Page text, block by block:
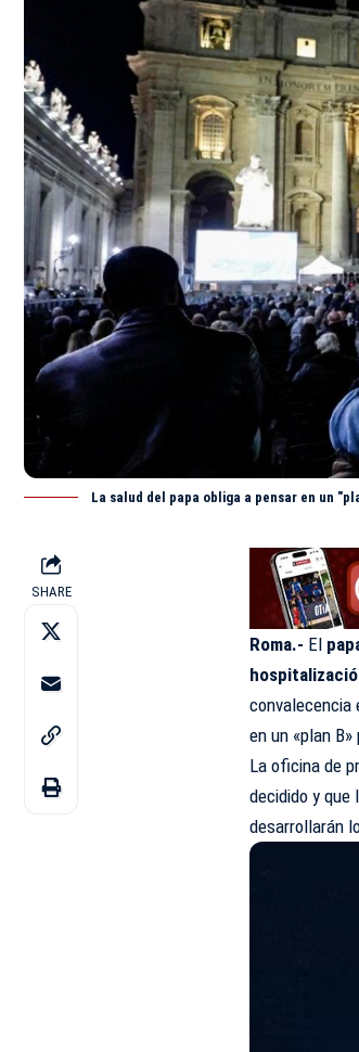
La salud del papa obliga a pensar en un
SHARE
Roma.- El
convalecencia
en un «plan
La oficina de
decidido y
desarrollarán